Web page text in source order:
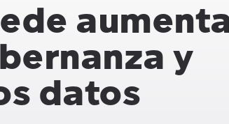
y
datos